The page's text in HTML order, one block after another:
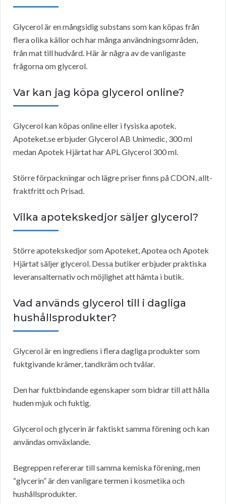
Glycerol är en mångsidig substans som kan köpas från
flera olika källor och har många användningsområden,
från mat till hudvård. Här är några av de vanligaste
frågorna om glycerol.
Var kan jag köpa glycerol online?
Glycerol kan köpas online eller i fysiska apotek.
Apoteket.se erbjuder Glycerol AB Unimedic, 300 ml
medan Apotek Hjärtat har APL Glycerol 300 ml.
Större förpackningar och lägre priser finns på CDON, allt-
fraktfritt och Prisad.
Vilka apotekskedjor säljer glycerol?
Större apotekskedjor som Apoteket, Apotea och Apotek
Hjärtat säljer glycerol. Dessa butiker erbjuder praktiska
leveransalternativ och möjlighet att hämta i butik.
Vad används glycerol till i dagliga
hushållsprodukter?
Glycerol är en ingrediens i flera dagliga produkter som
fuktgivande krämer, tandkräm och tvålar.
Den har fuktbindande egenskaper som bidrar till att hålla
huden mjuk och fuktig.
Glycerol och glycerin är faktiskt samma förening och kan
användas omväxlande.
Begreppen refererar till samma kemiska förening, men
“glycerin” är den vanligare termen i kosmetika och
hushållsprodukter.